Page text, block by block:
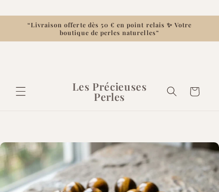
contenu
“Livraison offerte dès 50 € en point relais ✨ Votre
boutique de perles naturelles”
Les Précieuses
Perles Panier